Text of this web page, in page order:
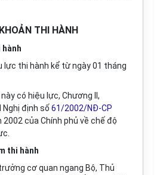
THI HÀNH
lực thi hành kể từ ngày 01 tháng
có hiệu lực, Chương II,
Nghị định số 61/2002/NĐ-CP
của Chính phủ về chế độ
thi hành
cơ quan ngang Bộ, Thủ